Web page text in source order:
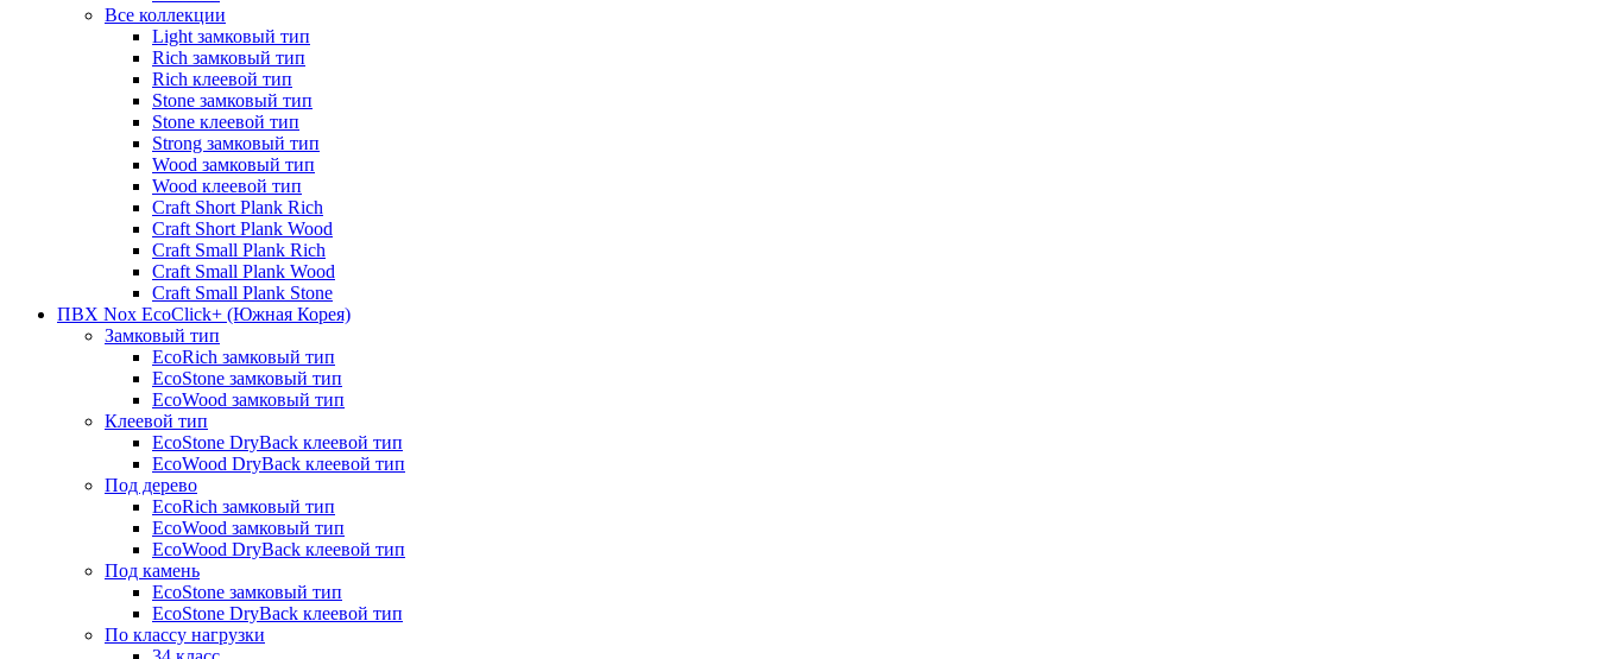
Все коллекции
Light замковый тип
Rich замковый тип
Rich клеевой тип
Stone замковый тип
Stone клеевой тип
Strong замковый тип
Wood замковый тип
Wood клеевой тип
Craft Short Plank Rich
Craft Short Plank Wood
Craft Small Plank Rich
Craft Small Plank Wood
Craft Small Plank Stone
ПВХ Nox EcoClick+ (Южная Корея)
Замковый тип
EcoRich замковый тип
EcoStone замковый тип
EcoWood замковый тип
Клеевой тип
EcoStone DryBack клеевой тип
EcoWood DryBack клеевой тип
Под дерево
EcoRich замковый тип
EcoWood замковый тип
EcoWood DryBack клеевой тип
Под камень
EcoStone замковый тип
EcoStone DryBack клеевой тип
По классу нагрузки